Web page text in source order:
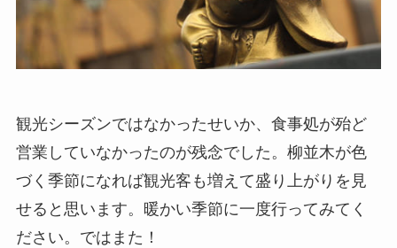
観光シーズンではなかったせいか、食事処が殆ど
営業していなかったのが残念でした。柳並木が色
づく季節になれば観光客も増えて盛り上がりを見
せると思います。暖かい季節に一度行ってみてく
ださい。ではまた！